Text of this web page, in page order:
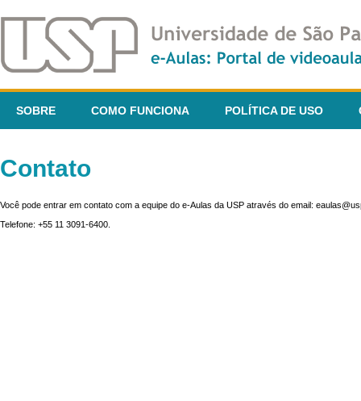
SOBRE COMO FUNCIONA POLÍTICA DE USO
Contato
Você pode entrar em contato com a equipe do e-Aulas da USP através do email:
Telefone: +55 11 3091-6400.